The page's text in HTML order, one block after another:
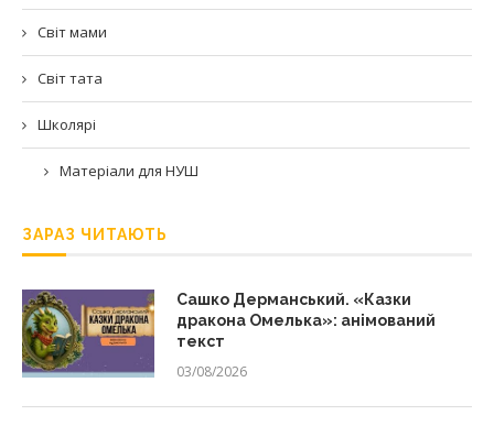
Світ мами
Світ тата
Школярі
Матеріали для НУШ
ЗАРАЗ ЧИТАЮТЬ
Сашко Дерманський. «Казки
дракона Омелька»: анімований
текст
03/08/2026